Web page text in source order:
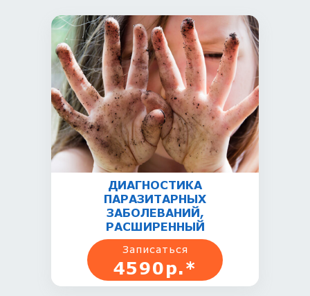
ДИАГНОСТИКА
ПАРАЗИТАРНЫХ
ЗАБОЛЕВАНИЙ,
РАСШИРЕННЫЙ
Записаться
4590р.*